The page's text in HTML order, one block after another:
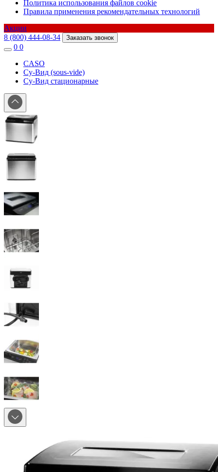
Политика использования файлов cookie
Правила применения рекомендательных технологий
Акции
8 (800) 444-08-34
Заказать звонок
0 0
CASO
Су-Вид (sous-vide)
Су-Вид стационарные